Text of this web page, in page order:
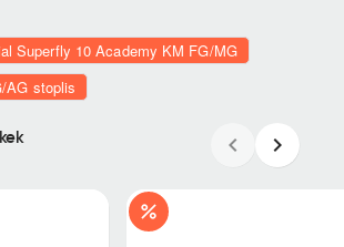
Superfly 10 Academy KM FG/MG
AG stoplis